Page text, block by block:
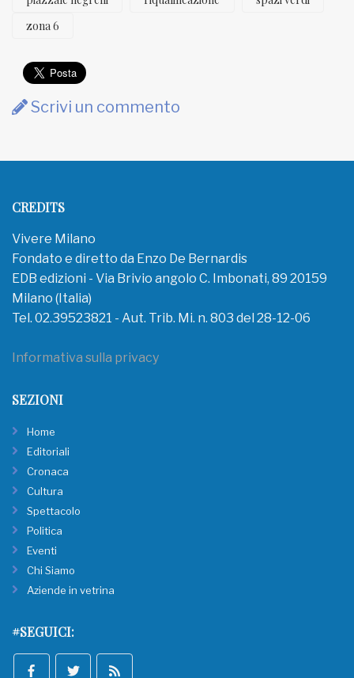
zona 6
Scrivi un commento
CREDITS
Vivere Milano
Fondato e diretto da Enzo De Bernardis
EDB edizioni - Via Brivio angolo C. Imbonati, 89 20159
Milano (Italia)
Tel. 02.39523821 - Aut. Trib. Mi. n. 803 del 28-12-06
Informativa sulla privacy
SEZIONI
Home
Editoriali
Cronaca
Cultura
Spettacolo
Politica
Eventi
Chi Siamo
Aziende in vetrina
#SEGUICI: